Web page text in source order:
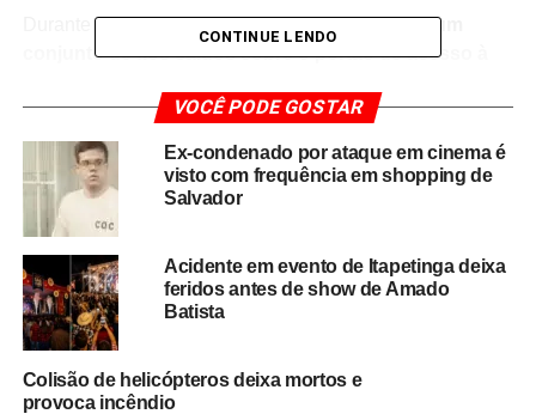
Durante a operação, os bombeiros identificaramum
conjunto de fios caídos sobre o portão de acesso à
equipes, a estrutura metálica estaria energizada,
representando risco para quem circulava pela região.
Diante da situação, os militares acionaram a
concessionária responsável pelo fornecimento de energia
risco de choque. Entretanto, de acordo com o relatório da
Polícia Militar
o apoio solicitado não compareceu
durante toda a ocorrência
chamas.
CONTINUE LENDO
VOCÊ PODE GOSTAR
Ex-condenado por ataque em cinema é
visto com frequência em shopping de
Salvador
Acidente em evento de Itapetinga deixa
feridos antes de show de Amado
Batista
Colisão de helicópteros deixa mortos e
provoca incêndio